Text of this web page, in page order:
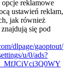
reklamowe
ustawień reklam,
jak również
się pod
dlpage/gaoptout/
u/0/ads?